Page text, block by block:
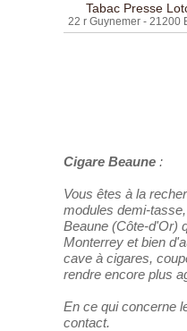
Tabac Presse
22 r Guynemer - 21200
Cigare Beaune :
Vous êtes à la
modules demi-
Beaune (Côte-d'Or)
Monterrey et bien
cave à cigares,
rendre encore plus
En ce qui concerne
contact.